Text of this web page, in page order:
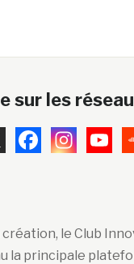
sur les
création, le Club
la principale